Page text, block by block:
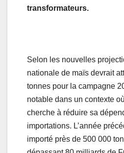
transformateurs.
Selon les nouvelles
nationale de maïs devrait
tonnes pour la campagne
notable dans un contexte
cherche à réduire sa
importations. L’année
importé près de 500 000